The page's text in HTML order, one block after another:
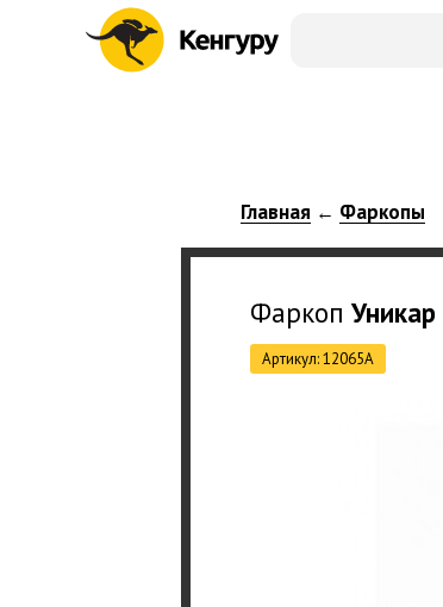
Главная ← Фаркопы
Фаркоп Уникар
Артикул: 12065A